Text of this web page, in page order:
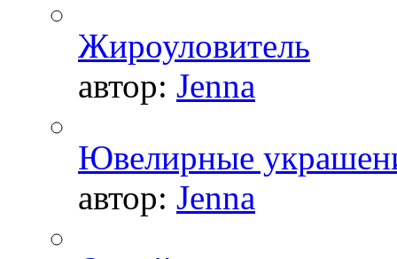
Жироуловитель
автор: Jenna
Ювелирные
автор: Jenna